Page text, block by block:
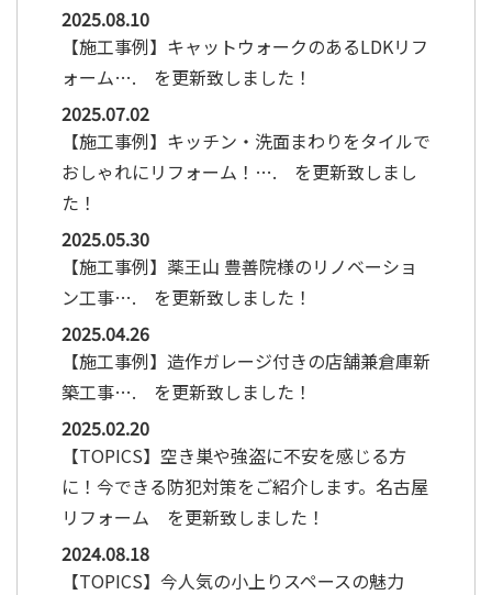
2025.08.10
【施工事例】キャットウォークのあるLDKリフ
ォーム…. を更新致しました！
2025.07.02
【施工事例】キッチン・洗面まわりをタイルで
おしゃれにリフォーム！…. を更新致しまし
た！
2025.05.30
【施工事例】薬王山 豊善院様のリノベーショ
ン工事…. を更新致しました！
2025.04.26
【施工事例】造作ガレージ付きの店舗兼倉庫新
築工事…. を更新致しました！
2025.02.20
【TOPICS】空き巣や強盗に不安を感じる方
に！今できる防犯対策をご紹介します。名古屋
リフォーム を更新致しました！
2024.08.18
【TOPICS】今人気の小上りスペースの魅力